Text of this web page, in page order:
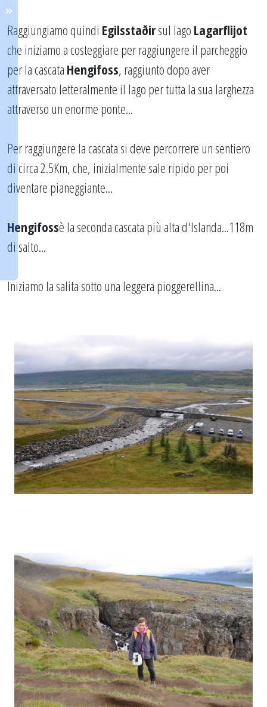
Raggiungiamo quindi Egilsstaðirsul lago Lagarflijot
che iniziamo a costeggiare per raggiungere il parcheggio
per la cascata Hengifoss, raggiunto dopo aver
attraversato letteralmente il lago per tutta la sua larghezza
attraverso un enorme ponte...
Per raggiungere la cascata si deve percorrere un sentiero
di circa 2.5Km, che, inizialmente sale ripido per poi
diventare pianeggiante...
Hengifossè la seconda cascata più alta d'Islanda...118m
di salto...
Iniziamo la salita sotto una leggera pioggerellina...